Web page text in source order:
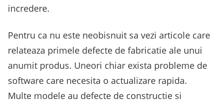
incredere.
Pentru ca nu este neobisnuit sa vezi articole care
relateaza primele defecte de fabricatie ale unui
anumit produs. Uneori chiar exista probleme de
software care necesita o actualizare rapida.
Multe modele au defecte de constructie si